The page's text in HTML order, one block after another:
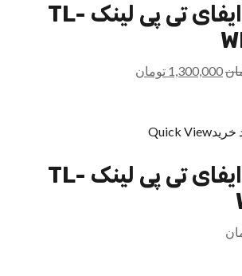
دانگل وایفای تی پی لینک TL-
1,300,000 تومان
خریدQuick View
دانگل وایفای تی پی لینک TL-